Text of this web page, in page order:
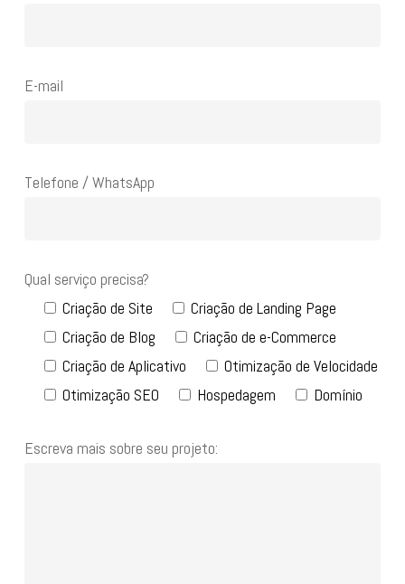
E-mail
Telefone / WhatsApp
Qual serviço precisa?
Criação de Site
Criação de Landing Page
Criação de Blog
Criação de e-Commerce
Criação de Aplicativo
Otimização de Velocidade
Otimização SEO
Hospedagem Domínio
Escreva mais sobre seu projeto: